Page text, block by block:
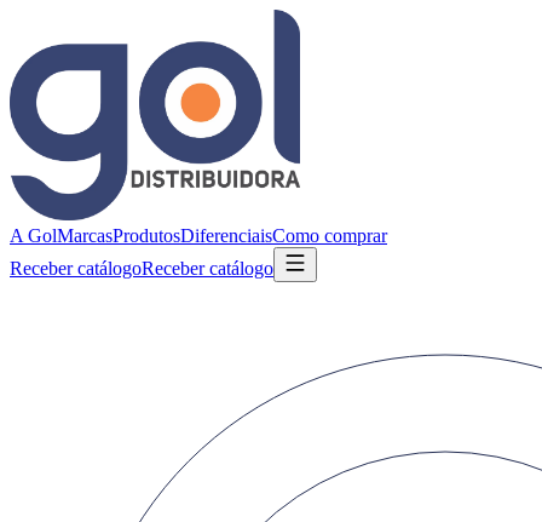
A GolMarcasProdutosDiferenciaisComo comprar
Receber catálogoReceber catálogo